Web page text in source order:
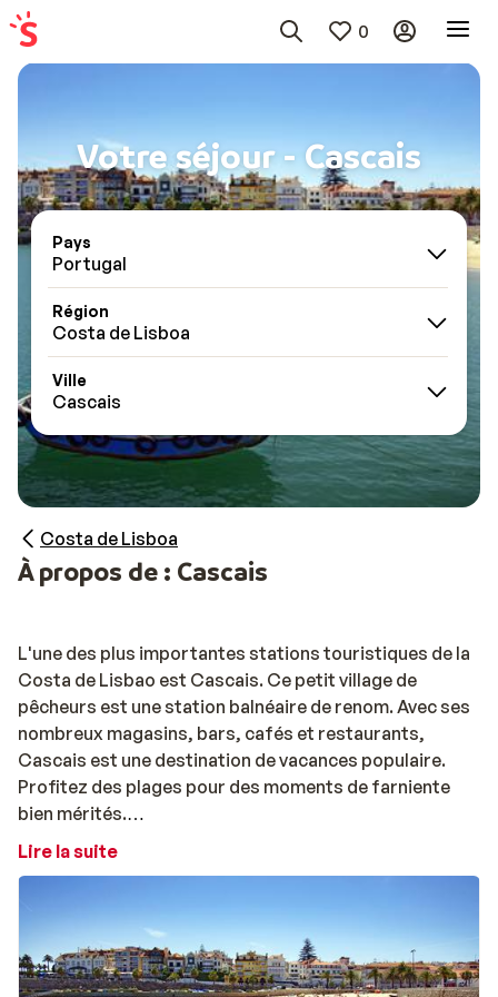
0
Votre séjour - Cascais
Pays
Portugal
Région
Costa de Lisboa
Ville
Cascais
Costa de Lisboa
À propos de : Cascais
L'une des plus importantes stations touristiques de la
Costa de Lisbao est Cascais. Ce petit village de
pêcheurs est une station balnéaire de renom. Avec ses
nombreux magasins, bars, cafés et restaurants,
Cascais est une destination de vacances populaire.
Profitez des plages pour des moments de farniente
bien mérités.
Il n'y a pas de guide Sunweb sur la Costa de Lisboa. À
votre arrivée à l'aéroport de Lisbonne, vous serez
accueilli par le représentant local (anglophone) de
Lire la suite